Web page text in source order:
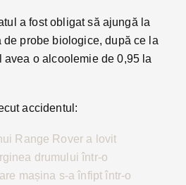
a fost obligat să ajungă la
probe biologice, după ce la
avea o alcoolemie de 0,95 la
accidentul:
Range Rover a lovit
drumului într-o
mașina s-a înfipt într-o